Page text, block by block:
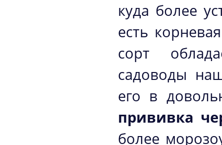
куда более
есть
сорт
садоводы
его в
прививка
более